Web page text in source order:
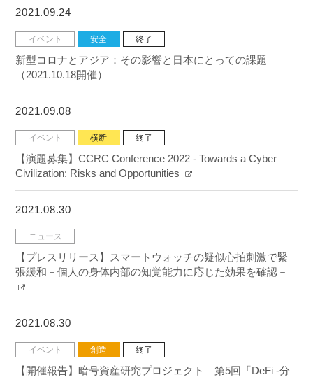
2021.09.24
イベント 安全 終了
新型コロナとアジア：その影響と日本にとっての課題
（2021.10.18開催）
2021.09.08
イベント 横断 終了
【演題募集】CCRC Conference 2022 - Towards a Cyber
Civilization: Risks and Opportunities
2021.08.30
ニュース
【プレスリリース】スマートウォッチの疑似心拍刺激で緊
張緩和－個人の身体内部の知覚能力に応じた効果を確認－
2021.08.30
イベント 創造 終了
【開催報告】暗号資産研究プロジェクト 第5回「DeFi -分